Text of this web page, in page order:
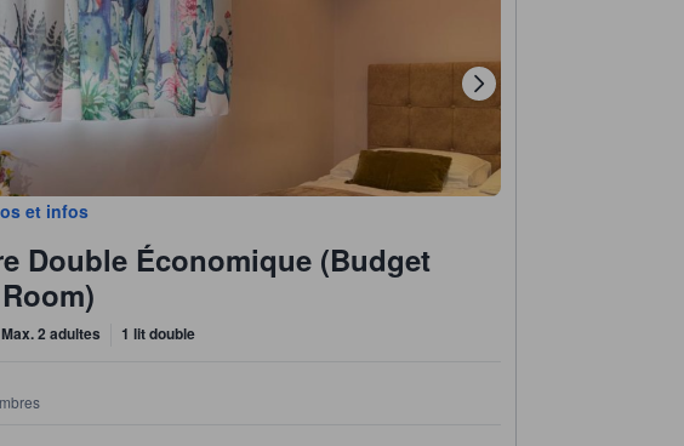
et infos
Double Économique (Budget
Max. 2 adultes 1 lit double